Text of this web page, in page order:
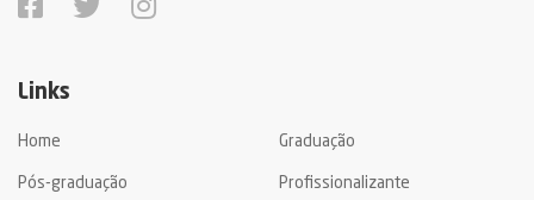
Links
Home Graduação
Pós-graduação Profissionalizante